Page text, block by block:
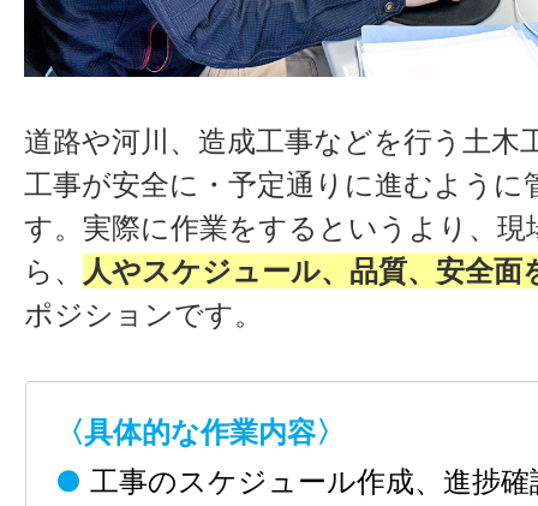
道路や河川、造成工事などを行う土木
工事が安全に・予定通りに進むように
す。実際に作業をするというより、現
ら、
人やスケジュール、品質、安全面
ポジションです。
〈具体的な作業内容〉
● 工事のスケジュール作成、進捗確